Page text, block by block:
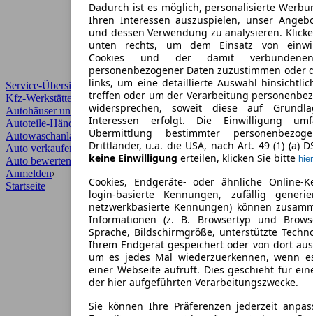
Service-Übersicht
Kfz-Werkstätten
Autohäuser und Händler
Autoteile-Händler
Autowaschanlagen
Auto verkaufen
Auto bewerten
Anmelden›
Dadurch ist es möglich, personalisierte
Ihren Interessen auszuspielen, unser
und dessen Verwendung zu analysieren.
unten rechts, um dem Einsatz von
Cookies und der damit
personenbezogener Daten zuzustimmen oder
links, um eine detaillierte Auswahl
treffen oder um der Verarbeitung
widersprechen, soweit diese auf
Interessen erfolgt. Die Einwilligung
Übermittlung bestimmter
Drittländer, u.a. die USA, nach Art. 49 (1) (a)
keine Einwilligung erteilen, klicken Sie bitte hier
Cookies, Endgeräte- oder ähnliche Online-
login-basierte Kennungen, zufällig
netzwerkbasierte Kennungen) können
Informationen (z. B. Browsertyp und
Sprache, Bildschirmgröße, unterstützte
Ihrem Endgerät gespeichert oder von dort
um es jedes Mal wiederzuerkennen, wenn
einer Webseite aufruft. Dies geschieht für
der hier aufgeführten Verarbeitungszwecke.
Sie können Ihre Präferenzen jederzeit
Startseite